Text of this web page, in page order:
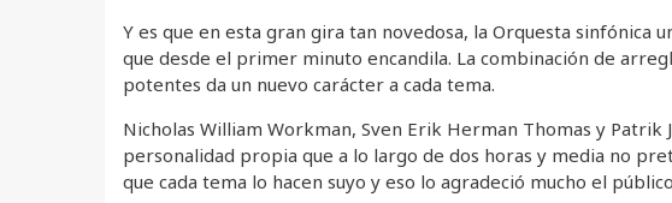
Y es que en esta gran gira tan novedosa, la Orquesta sinfónica
que desde el primer minuto encandila. La combinación de
potentes da un nuevo carácter a cada tema.
Nicholas William Workman, Sven Erik Herman Thomas y Patrik
personalidad propia que a lo largo de dos horas y media no
que cada tema lo hacen suyo y eso lo agradeció mucho el